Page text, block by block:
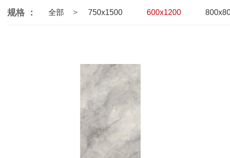
规格 ： 全部 750x1500 600x1200